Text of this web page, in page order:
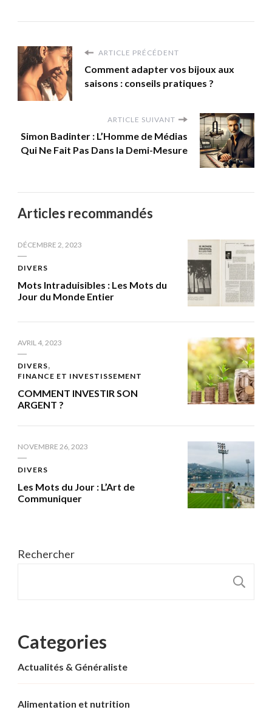
ARTICLE PRÉCÉDENT
Comment adapter vos bijoux aux
saisons : conseils pratiques ?
ARTICLE SUIVANT
Simon Badinter : L’Homme de Médias
Qui Ne Fait Pas Dans la Demi-Mesure
Articles recommandés
DÉCEMBRE 2, 2023
DIVERS
Mots Intraduisibles : Les Mots du
Jour du Monde Entier
AVRIL 4, 2023
DIVERS
FINANCE ET INVESTISSEMENT
COMMENT INVESTIR SON
ARGENT ?
NOVEMBRE 26, 2023
DIVERS
Les Mots du Jour : L’Art de
Communiquer
Rechercher
Categories
Actualités & Généraliste
Alimentation et nutrition